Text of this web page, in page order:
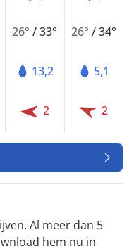
26°/33°
13,2
2
26° /34°
5,1
2
Al meer dan 5
hem nu in